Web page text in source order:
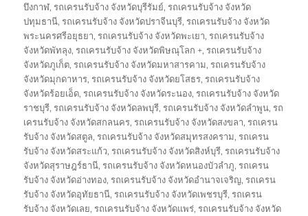
บึงกาฬ,รถเครนรับจ้าง จังหวัดบุรีรัมย์,รถเครนรับจ้าง จังหวัด
ปทุมธานี,รถเครนรับจ้าง จังหวัดปราจีนบุรี,รถเครนรับจ้าง จังหวัด
พระนครศรีอยุธยา,รถเครนรับจ้าง จังหวัดพะเยา,รถเครนรับจ้าง
จังหวัดพัทลุง,รถเครนรับจ้าง จังหวัดพิษณุโลก +,รถเครนรับจ้าง
จังหวัดภูเก็ต,รถเครนรับจ้าง จังหวัดมหาสารคาม,รถเครนรับจ้าง
จังหวัดมุกดาหาร,รถเครนรับจ้าง จังหวัดยโสธร,รถเครนรับจ้าง
จังหวัดร้อยเอ็ด,รถเครนรับจ้าง จังหวัดระนอง,รถเครนรับจ้าง จังหวัด
ราชบุรี,รถเครนรับจ้าง จังหวัดลพบุรี,รถเครนรับจ้าง จังหวัดลำพูน,รถ
เครนรับจ้าง จังหวัดสกลนคร,รถเครนรับจ้าง จังหวัดสงขลา,รถเครน
รับจ้าง จังหวัดสตูล,รถเครนรับจ้าง จังหวัดสมุทรสงคราม,รถเครน
รับจ้าง จังหวัดสระแก้ว,รถเครนรับจ้าง จังหวัดสิงห์บุรี,รถเครนรับจ้าง
จังหวัดสุราษฎร์ธานี,รถเครนรับจ้าง จังหวัดหนองบัวลำภู,รถเครน
รับจ้าง จังหวัดอ่างทอง,รถเครนรับจ้าง จังหวัดอำนาจเจริญ,รถเครน
รับจ้าง จังหวัดอุทัยธานี,รถเครนรับจ้าง จังหวัดเพชรบุรี,รถเครน
รับจ้าง จังหวัดเลย,รถเครนรับจ้าง จังหวัดแพร่,รถเครนรับจ้าง จังหวัด